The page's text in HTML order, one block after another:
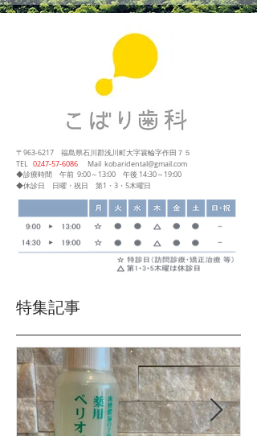
〒963-6217 福島県石川郡浅川町大字簑輪字作田７５
​TEL 0247‐57‐6086 Mail kobaridental@gmail.com
◆診療時間 午前 9:00～13:00 午後 14:30～19:00
◆休診日 日曜・祝日 第1・3・5木曜日
特集記事